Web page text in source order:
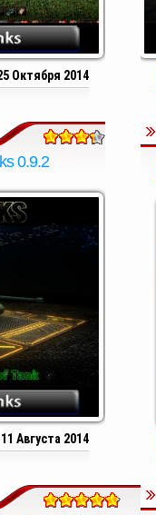
Октября 2014
0.9.2
Августа 2014